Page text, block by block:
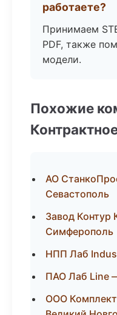
работаете?
Принимаем
PDF, также
модели.
Похожие
АО
Севастополь
Завод
Симферополь
НПП Лаб
ПАО Лаб Line
ООО